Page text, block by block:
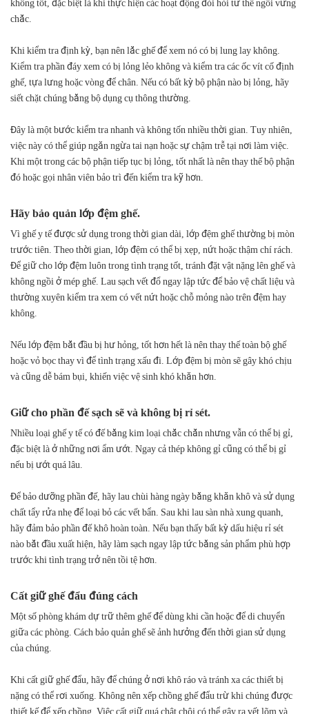
không tốt, đặc biệt là khi thực hiện các hoạt động đòi hỏi tư thế ngồi vững
chắc.
Khi kiểm tra định kỳ, bạn nên lắc ghế để xem nó có bị lung lay không.
Kiểm tra phần đáy xem có bị lỏng lẻo không và kiểm tra các ốc vít cố định
ghế, tựa lưng hoặc vòng để chân. Nếu có bất kỳ bộ phận nào bị lỏng, hãy
siết chặt chúng bằng bộ dụng cụ thông thường.
Đây là một bước kiểm tra nhanh và không tốn nhiều thời gian. Tuy nhiên,
việc này có thể giúp ngăn ngừa tai nạn hoặc sự chậm trễ tại nơi làm việc.
Khi một trong các bộ phận tiếp tục bị lỏng, tốt nhất là nên thay thế bộ phận
đó hoặc gọi nhân viên bảo trì đến kiểm tra kỹ hơn.
Hãy bảo quản lớp đệm ghế.
Vì ghế y tế được sử dụng trong thời gian dài, lớp đệm ghế thường bị mòn
trước tiên. Theo thời gian, lớp đệm có thể bị xẹp, nứt hoặc thậm chí rách.
Để giữ cho lớp đệm luôn trong tình trạng tốt, tránh đặt vật nặng lên ghế và
không ngồi ở mép ghế. Lau sạch vết đổ ngay lập tức để bảo vệ chất liệu và
thường xuyên kiểm tra xem có vết nứt hoặc chỗ mỏng nào trên đệm hay
không.
Nếu lớp đệm bắt đầu bị hư hỏng, tốt hơn hết là nên thay thế toàn bộ ghế
hoặc vỏ bọc thay vì để tình trạng xấu đi. Lớp đệm bị mòn sẽ gây khó chịu
và cũng dễ bám bụi, khiến việc vệ sinh khó khăn hơn.
Giữ cho phần đế sạch sẽ và không bị rỉ sét.
Nhiều loại ghế y tế có đế bằng kim loại chắc chắn nhưng vẫn có thể bị gỉ,
đặc biệt là ở những nơi ẩm ướt. Ngay cả thép không gỉ cũng có thể bị gỉ
nếu bị ướt quá lâu.
Để bảo dưỡng phần đế, hãy lau chùi hàng ngày bằng khăn khô và sử dụng
chất tẩy rửa nhẹ để loại bỏ các vết bẩn. Sau khi lau sàn nhà xung quanh,
hãy đảm bảo phần đế khô hoàn toàn. Nếu bạn thấy bất kỳ dấu hiệu rỉ sét
nào bắt đầu xuất hiện, hãy làm sạch ngay lập tức bằng sản phẩm phù hợp
trước khi tình trạng trở nên tồi tệ hơn.
Cất giữ ghế đẩu đúng cách
Một số phòng khám dự trữ thêm ghế để dùng khi cần hoặc để di chuyển
giữa các phòng. Cách bảo quản ghế sẽ ảnh hưởng đến thời gian sử dụng
của chúng.
Khi cất giữ ghế đẩu, hãy để chúng ở nơi khô ráo và tránh xa các thiết bị
nặng có thể rơi xuống. Không nên xếp chồng ghế đẩu trừ khi chúng được
thiết kế để xếp chồng. Việc cất giữ quá chật chội có thể gây ra vết lõm và